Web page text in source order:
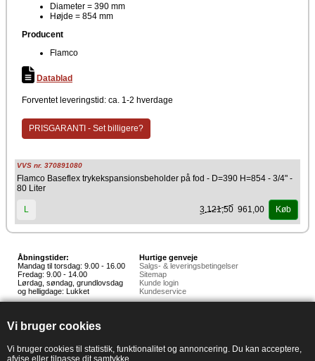
Vi bruger cookies
Vi bruger cookies til statistik, funktionalitet og annoncering. Du kan acceptere,
afvise eller tilpasse dit samtykke.
Diameter = 390 mm
Højde = 854 mm
Producent
Flamco
Datablad
Forventet leveringstid: ca. 1-2 hverdage
PRISGARANTI - Set billigere?
VVS nr. 370891080
Flamco Baseflex trykekspansionsbeholder på fod - D=390 H=854 - 3/4" -
80 Liter
L 3.121,50 961,00 Køb
Åbningstider:
Mandag til torsdag: 9.00 - 16.00
Fredag: 9.00 - 14.00
Lørdag, søndag, grundlovsdag
og helligdage: Lukket
Hurtige genveje
Salgs- & leveringsbetingelser
Sitemap
Kunde login
Kundeservice
Hunnerupvej 3, 6920 Videbæk
E-mail:salg@hedestoker.dk
PA: